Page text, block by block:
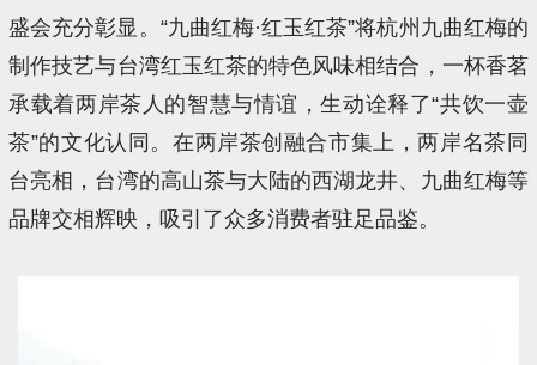
盛会充分彰显。“九曲红梅·红玉红茶”将杭州九曲红梅的
制作技艺与台湾红玉红茶的特色风味相结合，一杯香茗
承载着两岸茶人的智慧与情谊，生动诠释了“共饮一壶
茶”的文化认同。在两岸茶创融合市集上，两岸名茶同
台亮相，台湾的高山茶与大陆的西湖龙井、九曲红梅等
品牌交相辉映，吸引了众多消费者驻足品鉴。